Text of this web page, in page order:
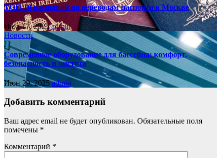
ТОП-10 компаний по переводам паспорта в Москве
Июл 17, 2025admin
Новости
Современное оборудование для бассейна: комфорт,
безопасность и чистота
Июн 29, 2025admin
Добавить комментарий
Ваш адрес email не будет опубликован. Обязательные поля
помечены *
Комментарий *